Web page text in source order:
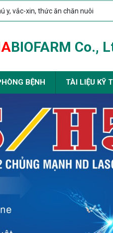
y, vắc-xin, thức ăn chăn nuôi
BIOFARM Co.,
BỆNH TÀI LIỆU KỸ